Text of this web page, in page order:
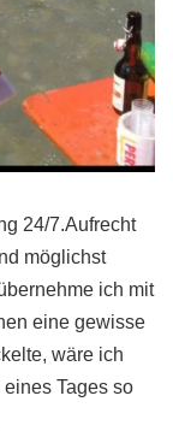
24/7.Aufrecht
möglichst
ich mit
eine gewisse
wäre ich
Tages so